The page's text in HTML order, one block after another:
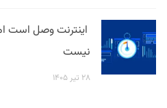
اینترنت وصل است
نیست
۲۸ تیر ۱۴۰۵